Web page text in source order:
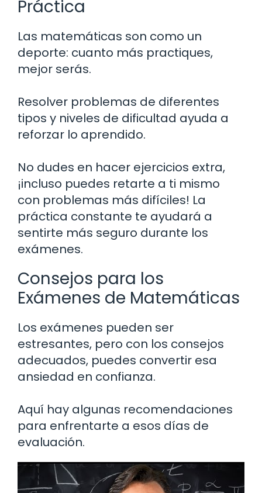
Práctica
Las matemáticas son como un
deporte: cuanto más practiques,
mejor serás.
Resolver problemas de diferentes
tipos y niveles de dificultad ayuda a
reforzar lo aprendido.
No dudes en hacer ejercicios extra,
¡incluso puedes retarte a ti mismo
con problemas más difíciles! La
práctica constante te ayudará a
sentirte más seguro durante los
exámenes.
Consejos para los
Exámenes de Matemáticas
Los exámenes pueden ser
estresantes, pero con los consejos
adecuados, puedes convertir esa
ansiedad en confianza.
Aquí hay algunas recomendaciones
para enfrentarte a esos días de
evaluación.